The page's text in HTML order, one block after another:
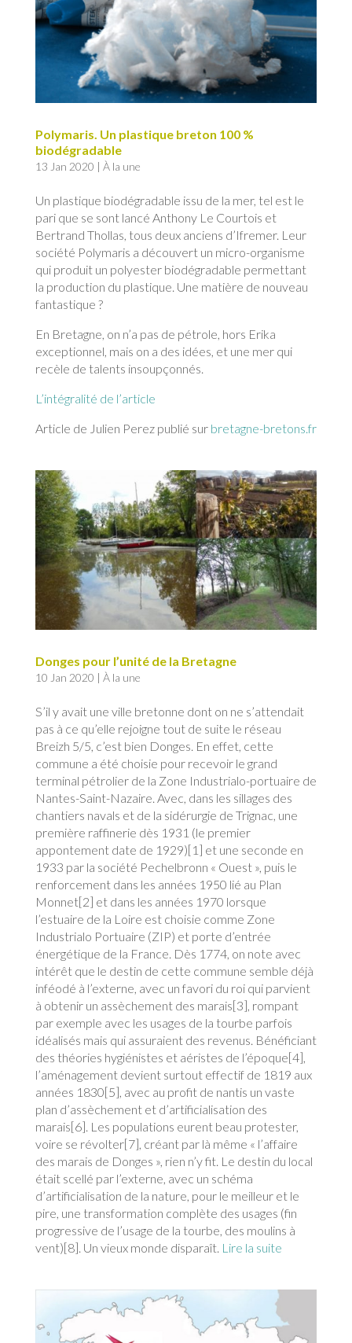
Polymaris. Un plastique breton 100 %
biodégradable
13 Jan 2020 | À la une
Un plastique biodégradable issu de la mer, tel est le
pari que se sont lancé Anthony Le Courtois et
Bertrand Thollas, tous deux anciens d’Ifremer. Leur
société Polymaris a découvert un micro-organisme
qui produit un polyester biodégradable permettant
la production du plastique. Une matière de nouveau
fantastique ?
En Bretagne, on n’a pas de pétrole, hors Erika
exceptionnel, mais on a des idées, et une mer qui
recèle de talents insoupçonnés.
L’intégralité de l’article
Article de Julien Perez publié sur bretagne-bretons.fr
Donges pour l’unité de la Bretagne
10 Jan 2020 | À la une
S’il y avait une ville bretonne dont on ne s’attendait
pas à ce qu’elle rejoigne tout de suite le réseau
Breizh 5/5, c’est bien Donges. En effet, cette
commune a été choisie pour recevoir le grand
terminal pétrolier de la Zone Industrialo-portuaire de
Nantes-Saint-Nazaire. Avec, dans les sillages des
chantiers navals et de la sidérurgie de Trignac, une
première raffinerie dès 1931 (le premier
appontement date de 1929)[1] et une seconde en
1933 par la société Pechelbronn « Ouest », puis le
renforcement dans les années 1950 lié au Plan
Monnet[2] et dans les années 1970 lorsque
l’estuaire de la Loire est choisie comme Zone
Industrialo Portuaire (ZIP) et porte d’entrée
énergétique de la France. Dès 1774, on note avec
intérêt que le destin de cette commune semble déjà
inféodé à l’externe, avec un favori du roi qui parvient
à obtenir un assèchement des marais[3], rompant
par exemple avec les usages de la tourbe parfois
idéalisés mais qui assuraient des revenus. Bénéficiant
des théories hygiénistes et aéristes de l’époque[4],
l’aménagement devient surtout effectif de 1819 aux
années 1830[5], avec au profit de nantis un vaste
plan d’assèchement et d’artificialisation des
marais[6]. Les populations eurent beau protester,
voire se révolter[7], créant par là même « l’affaire
des marais de Donges », rien n’y fit. Le destin du local
était scellé par l’externe, avec un schéma
d’artificialisation de la nature, pour le meilleur et le
pire, une transformation complète des usages (fin
progressive de l’usage de la tourbe, des moulins à
vent)[8]. Un vieux monde disparaît. Lire la suite